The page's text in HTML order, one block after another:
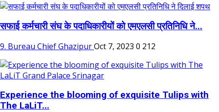
सफाई कर्मचारी संघ के पदाधिकारीयों को एमएलसी प्रतिनिधि ने...
9. Bureau Chief GhazipurOct 7, 2023 0 212
Experience the blooming of exquisite Tulips with
The LaLiT...